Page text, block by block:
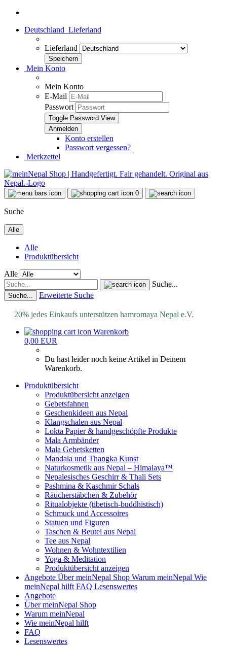
Deutschland Lieferland
Lieferland
Mein Konto
Mein Konto
E-Mail
Passwort
Toggle Password View
Konto erstellen
Passwort vergessen?
Merkzettel
0
Suche
Alle
Alle
Produktübersicht
Alle
Suche...
Suche... Erweiterte Suche
20% jedes Einkaufs unterstützen hamromaya Nepal e.V.
Warenkorb
0,00 EUR
Du hast leider noch keine Artikel in Deinem
Warenkorb.
Produktübersicht
Produktübersicht anzeigen
Gebetsfahnen
Geschenkideen aus Nepal
Klangschalen aus Nepal
Lokta Papier & handgeschöpfte Produkte
Mala Armbänder
Mala Gebetsketten
Mandala und Thangka Kunst
Naturkosmetik aus Nepal – Himalaya™
Nepalesisches Geschirr & Thali Sets
Pashmina & Kaschmir Schals
Räucherstäbchen & Zubehör
Ritualobjekte (tibetisch-buddhistisch)
Schmuck und Accessoires
Statuen und Figuren
Taschen & Beutel aus Nepal
Tee aus Nepal
Wohnen & Wohntextilien
Yoga & Meditation
Produktübersicht anzeigen
Angebote Über meinNepal Shop Warum meinNepal Wie
meinNepal hilft FAQ Lesenswertes
Angebote
Über meinNepal Shop
Warum meinNepal
Wie meinNepal hilft
FAQ
Lesenswertes